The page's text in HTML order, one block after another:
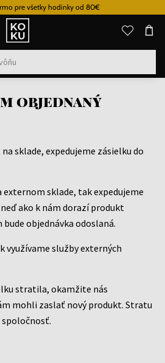
pre všetky hodinky od 80€
Originálne
parfémy
objednaný
sklade, expedujeme zásielku do
externom sklade, tak expedujeme
ako k nám dorazí produkt
objednávka odoslaná.
využívame služby externých
stratila, okamžite nás
mohli zaslať nový produkt. Stratu
spoločnosť.